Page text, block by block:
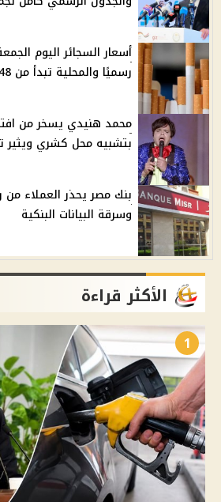
أسعار السجائر اليوم
رسميًا والمحلية تبدأ من 48 جنيهًا
بتشبيه محل كشري ويثير
بنك مصر يحذر العملاء من
وسرقة البيانات البنكية
الأكثر قراءة
1